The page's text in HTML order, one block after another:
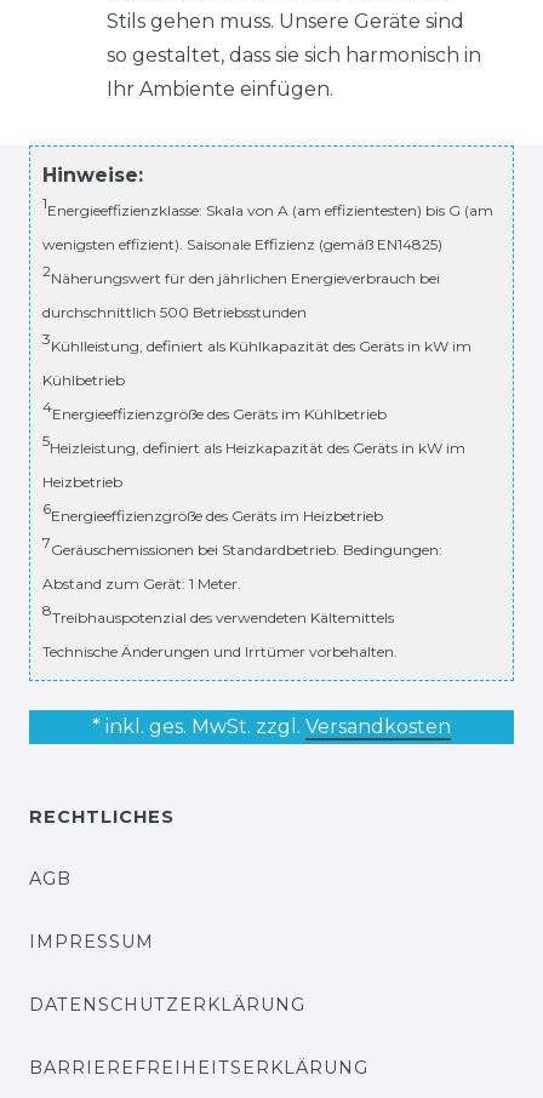
Stils gehen muss. Unsere Geräte sind
so gestaltet, dass sie sich harmonisch in
Ihr Ambiente einfügen.
Hinweise:
1Energieeffizienzklasse: Skala von A (am effizientesten) bis G (am
wenigsten effizient). Saisonale Effizienz (gemäß EN14825)
2Näherungswert für den jährlichen Energieverbrauch bei
durchschnittlich 500 Betriebsstunden
3Kühlleistung, definiert als Kühlkapazität des Geräts in kW im
Kühlbetrieb
4Energieeffizienzgröße des Geräts im Kühlbetrieb
5Heizleistung, definiert als Heizkapazität des Geräts in kW im
Heizbetrieb
6Energieeffizienzgröße des Geräts im Heizbetrieb
7Geräuschemissionen bei Standardbetrieb. Bedingungen:
Abstand zum Gerät: 1 Meter.
8Treibhauspotenzial des verwendeten Kältemittels
Technische Änderungen und Irrtümer vorbehalten.
* inkl. ges. MwSt. zzgl. Versandkosten
RECHTLICHES
AGB
IMPRESSUM
DATENSCHUTZERKLÄRUNG
BARRIEREFREIHEITSERKLÄRUNG